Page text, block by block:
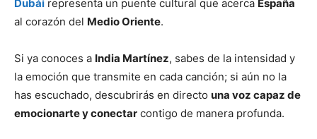
Dubái representa un puente cultural que acerca España
al corazón del Medio Oriente.
Si ya conoces a India Martínez, sabes de la intensidad y
la emoción que transmite en cada canción; si aún no la
has escuchado, descubrirás en directo una voz capaz de
emocionarte y conectar contigo de manera profunda.